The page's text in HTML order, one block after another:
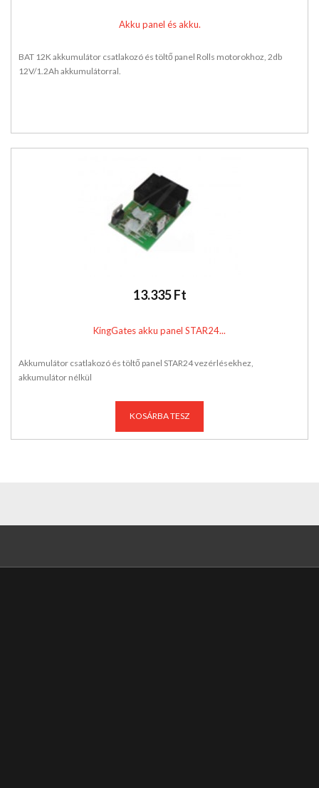
Akku panel és akku.
BAT 12K akkumulátor csatlakozó és töltő panel Rolls motorokhoz, 2db
12V/1.2Ah akkumulátorral.
13.335 Ft
KingGates akku panel STAR24...
Akkumulátor csatlakozó és töltő panel STAR24 vezérlésekhez,
akkumulátor nélkül
KOSÁRBA TESZ